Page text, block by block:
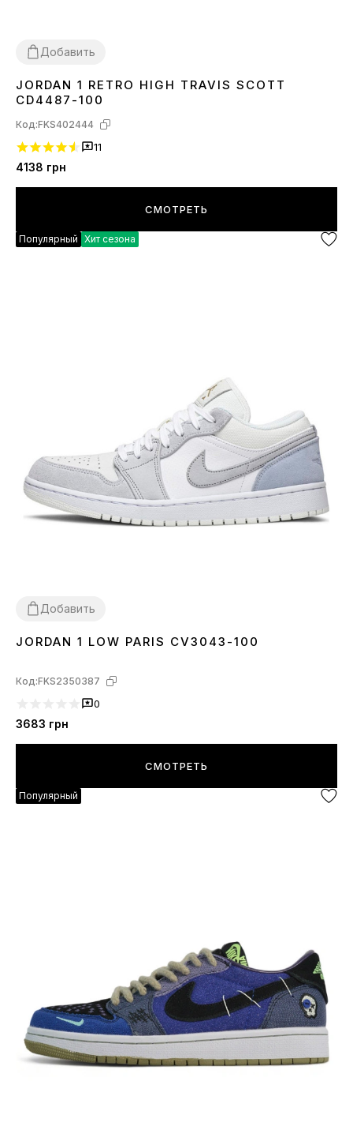
Добавить
37383941 4243 4445
JORDAN 1 RETRO HIGH TRAVIS SCOTT
CD4487-100
Код:FKS402444
11
4138 грн
СМОТРЕТЬ
Популярный Хит сезона
Добавить
36373839 4041 42
JORDAN 1 LOW PARIS CV3043-100
Код:FKS2350387
0
3683 грн
СМОТРЕТЬ
Популярный